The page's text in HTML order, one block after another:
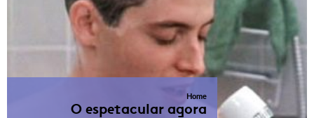
Home
O espetacular agora